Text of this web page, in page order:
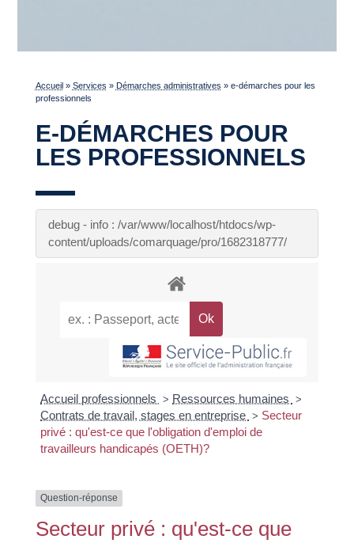
Accueil » Services » Démarches administratives » e-démarches pour les
professionnels
E-DÉMARCHES POUR
LES PROFESSIONNELS
debug - info : /var/www/localhost/htdocs/wp-
content/uploads/comarquage/pro/1682318777/
Accueil professionnels > Ressources humaines >
Contrats de travail, stages en entreprise > Secteur
privé : qu'est-ce que l'obligation d'emploi de
travailleurs handicapés (OETH)?
Question-réponse
Secteur privé : qu'est-ce que